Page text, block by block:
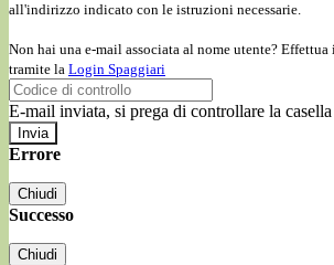
all'indirizzo indicato con le istruzioni necessarie.
Non hai una e-mail associata al nome utente? Effettua
tramite la Login Spaggiari
E-mail inviata, si prega di controllare la
Errore
Chiudi
Successo
Chiudi